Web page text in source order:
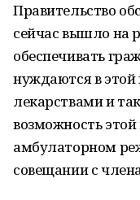
Правительство
сейчас вышло на
обеспечивать
нуждаются в
лекарствами и
возможность
амбулаторном
совещании с